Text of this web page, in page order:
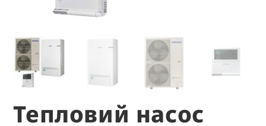
Тепловий насос